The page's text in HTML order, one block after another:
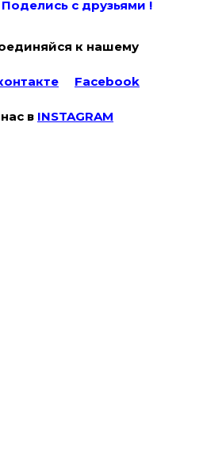
Поделись с друзьями !
к нашему
Facebook
в INSTAGRAM